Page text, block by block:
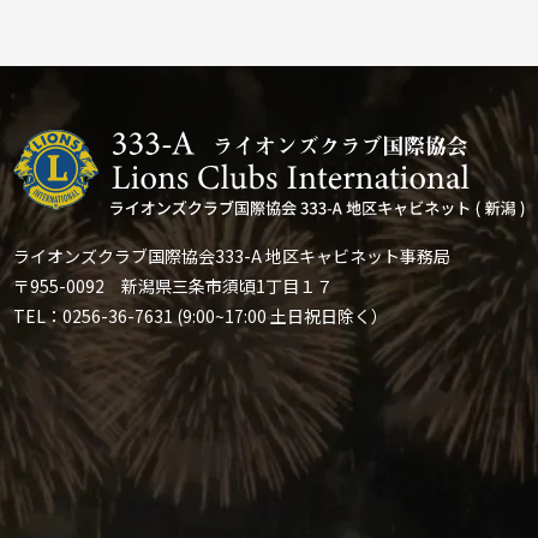
ライオンズクラブ国際協会333-A 地区キャビネット事務局
〒955-0092 新潟県三条市須頃1丁目１７
TEL：0256-36-7631 (9:00~17:00 土日祝日除く）